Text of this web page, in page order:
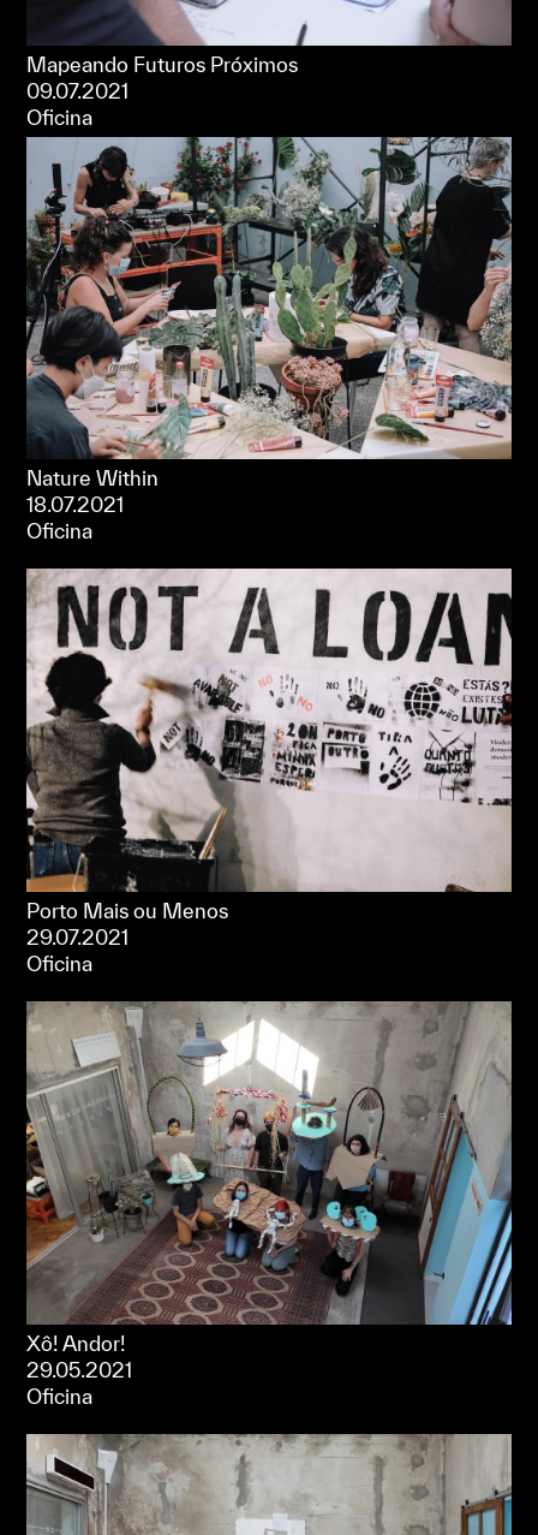
Mapeando Futuros Próximos
09.07.2021
Oficina
Nature Within
18.07.2021
Oficina
Porto Mais ou Menos
29.07.2021
Oficina
Xô! Andor!
29.05.2021
Oficina